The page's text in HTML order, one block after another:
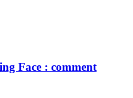
Face : comment